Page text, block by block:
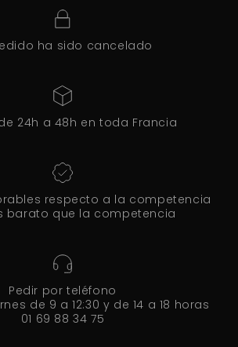
ha sido cancelado
24h a 48h en toda Francia
respecto a la competencia
barato que la competencia
Pedir por teléfono
de 9 a 12:30 y de 14 a 18 horas
01 69 88 34 75